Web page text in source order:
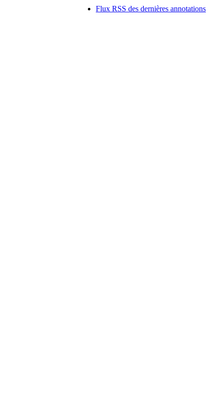
Flux RSS des dernières annotations